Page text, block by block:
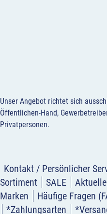
Unser Angebot richtet sich
Öffentlichen-Hand,
Privatpersonen.
Kontakt / Persönlicher
Sortiment
SALE
Marken
Häufige Fragen
*Zahlungsarten